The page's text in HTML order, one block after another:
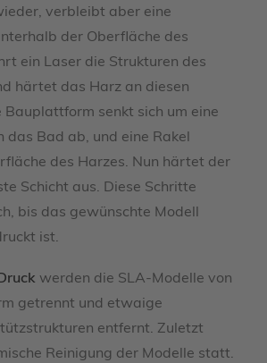
verbleibt aber eine
der Oberfläche des
ein Laser die Strukturen des
härtet das Harz an diesen
Bauplattform senkt sich um eine
das Bad ab, und eine Rakel
des Harzes. Nun härtet der
Schicht aus. Diese Schritte
bis das gewünschte Modell
ist.
werden die SLA-Modelle von
getrennt und etwaige
entfernt. Zuletzt
Reinigung der Modelle statt.